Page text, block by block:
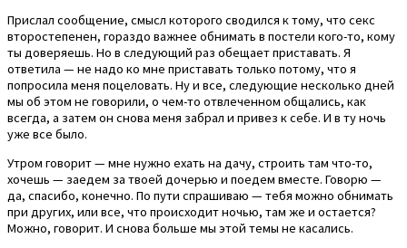
Прислал сообщение, смысл которого сводился к тому, что секс
второстепенен, гораздо важнее обнимать в постели кого-то, кому
ты доверяешь. Но в следующий раз обещает приставать. Я
ответила — не надо ко мне приставать только потому, что я
попросила меня поцеловать. Ну и все, следующие несколько дней
мы об этом не говорили, о чем-то отвлеченном общались, как
всегда, а затем он снова меня забрал и привез к себе. И в ту ночь
уже все было.
Утром говорит — мне нужно ехать на дачу, строить там что-то,
хочешь — заедем за твоей дочерью и поедем вместе. Говорю —
да, спасибо, конечно. По пути спрашиваю — тебя можно обнимать
при других, или все, что происходит ночью, там же и остается?
Можно, говорит. И снова больше мы этой темы не касались.